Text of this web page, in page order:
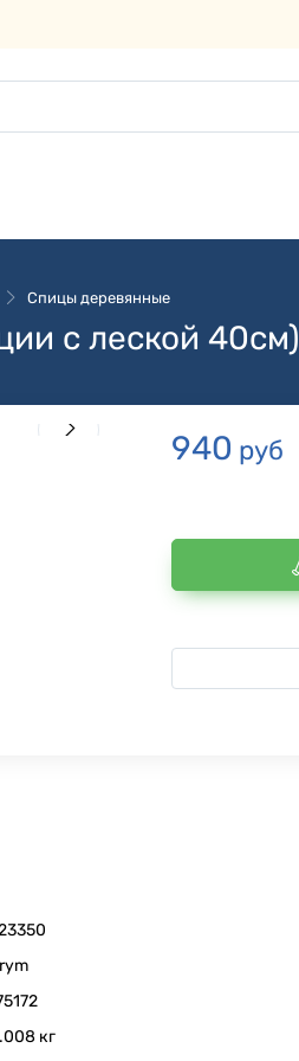
Спицы деревянные
с леской 40см)
940 руб
кг